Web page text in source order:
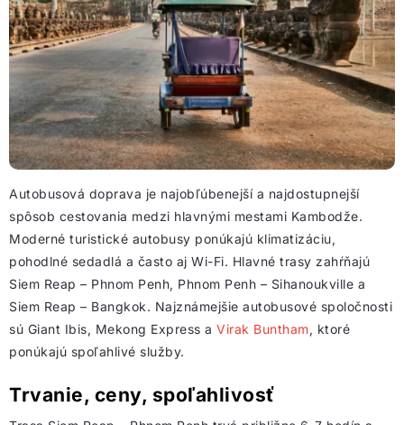
Autobusová doprava je najobľúbenejší a najdostupnejší
spôsob cestovania medzi hlavnými mestami Kambodže.
Moderné turistické autobusy ponúkajú klimatizáciu,
pohodlné sedadlá a často aj Wi-Fi. Hlavné trasy zahŕňajú
Siem Reap – Phnom Penh, Phnom Penh – Sihanoukville a
Siem Reap – Bangkok. Najznámejšie autobusové spoločnosti
sú Giant Ibis, Mekong Express a Virak Buntham, ktoré
ponúkajú spoľahlivé služby.
Trvanie, ceny, spoľahlivosť